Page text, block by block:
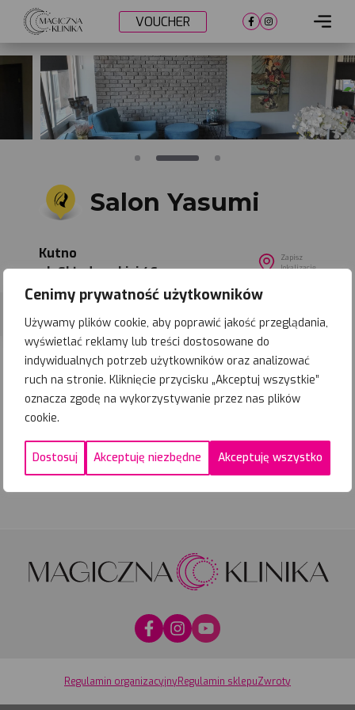
Cenimy prywatność użytkowników
Używamy plików cookie, aby poprawić jakość przeglądania,
wyświetlać reklamy lub treści dostosowane do
indywidualnych potrzeb użytkowników oraz analizować
ruch na stronie. Kliknięcie przycisku „Akceptuj wszystkie”
oznacza zgodę na wykorzystywanie przez nas plików
cookie.
Dostosuj Akceptuję niezbędne Akceptuję wszystko
VOUCHER
Cennik
Lokalizacje
Metamorfozy
Nasi lekarze
Umów wizytę
Salon Yasumi
Kutno
ul. Skłodowskiej 46
Zapisz
lokalizację
%
Najbliższe
terminy
PROMOCYJNE
21-08-2026
24-09-2026
Zapisz się
Zadzwoń Umów wizytę
Regulamin organizacyjnyRegulamin sklepuZwroty